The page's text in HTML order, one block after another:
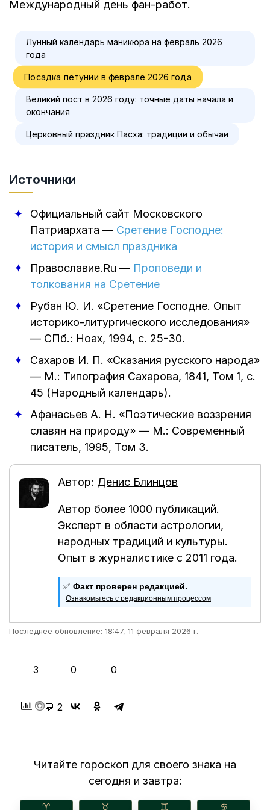
Международный день фан-работ.
Лунный календарь маникюра на февраль 2026
года
Посадка петунии в феврале 2026 года
Великий пост в 2026 году: точные даты начала и
окончания
Церковный праздник Пасха: традиции и обычаи
Источники
Официальный сайт Московского
Патриархата — Сретение Господне:
история и смысл праздника
Православие.Ru — Проповеди и
толкования на Сретение
Рубан Ю. И. «Сретение Господне. Опыт
историко-литургического исследования»
— СПб.: Ноах, 1994, с. 25-30.
Сахаров И. П. «Сказания русского народа»
— М.: Типография Сахарова, 1841, Том 1, с.
45 (Народный календарь).
Афанасьев А. Н. «Поэтические воззрения
славян на природу» — М.: Современный
писатель, 1995, Том 3.
Автор: Денис Блинцов
Автор более 1000 публикаций.
Эксперт в области астрологии,
народных традиций и культуры.
Опыт в журналистике с 2011 года.
✅ Факт проверен редакцией.
Ознакомьтесь с редакционным процессом
Последнее обновление: 18:47, 11 февраля 2026 г.
3 0 0
💬 2
Читайте гороскоп для своего знака на
сегодня и завтра:
♈︎ ♉︎ ♊︎ ♋︎